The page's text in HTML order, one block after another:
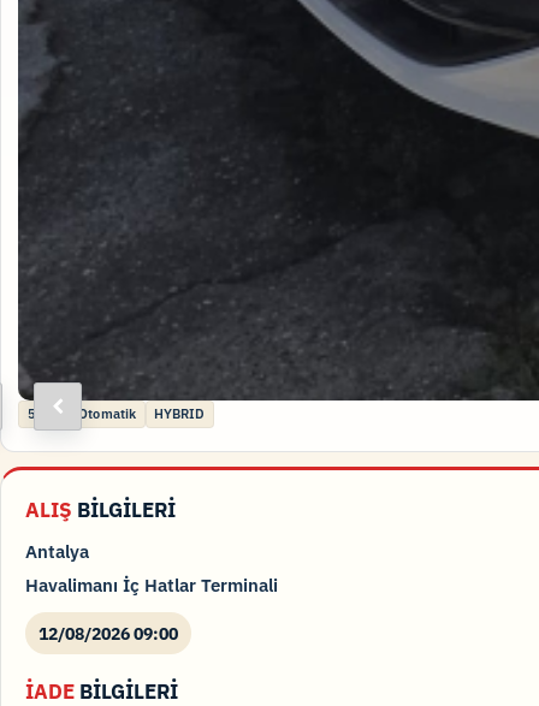
Previous
5 kişi Otomatik HYBRID
ALIŞ BİLGİLERİ
Antalya
Havalimanı İç Hatlar Terminali
12/08/2026 09:00
İADE BİLGİLERİ